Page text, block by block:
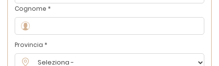
Cognome *
Provincia *